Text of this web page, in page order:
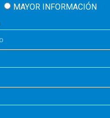
MAYOR INFORMACIÓN